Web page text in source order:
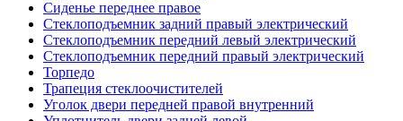
Сиденье переднее правое
Стеклоподъемник задний правый электрический
Стеклоподъемник передний левый электрический
Стеклоподъемник передний правый электрический
Торпедо
Трапеция стеклоочистителей
Уголок двери передней правой внутренний